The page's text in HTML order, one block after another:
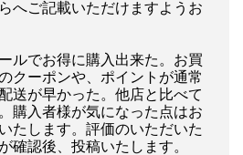
へご記載いただけますようお
ルでお得に購入出来た。お買
クーポンや、ポイントが通常
送が早かった。他店と比べて
購入者様が気になった点はお
たします。評価のいただいた
確認後、投稿いたします。